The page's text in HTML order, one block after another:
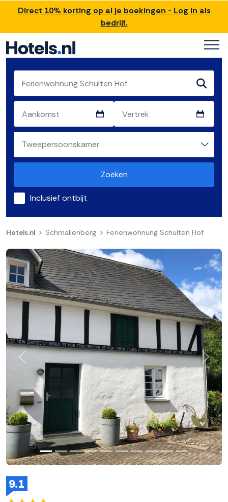
Direct 10% korting op al je boekingen - Log in als
bedrijf.
Zoeken
Inclusief ontbijt
Hotels.nl Schmallenberg Ferienwohnung Schulten Hof
9.1